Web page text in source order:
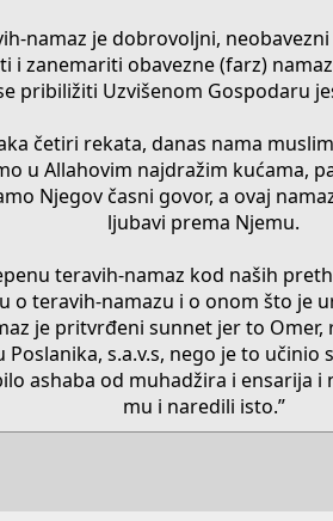
namaz je dobrovoljni,
zanemariti obavezne (farz)
pribiližiti Uzvišenom Gospodaru
četiri rekata, danas nama
u Allahovim najdražim kućama,
Njegov časni govor, a ovaj
ljubavi prema Njemu.
teravih-namaz kod naših
o teravih-namazu i o onom što je
je pritvrđeni sunnet jer to
s.a.v.s, nego je to
ashaba od muhadžira i ensarija
mu i naredili isto.”​